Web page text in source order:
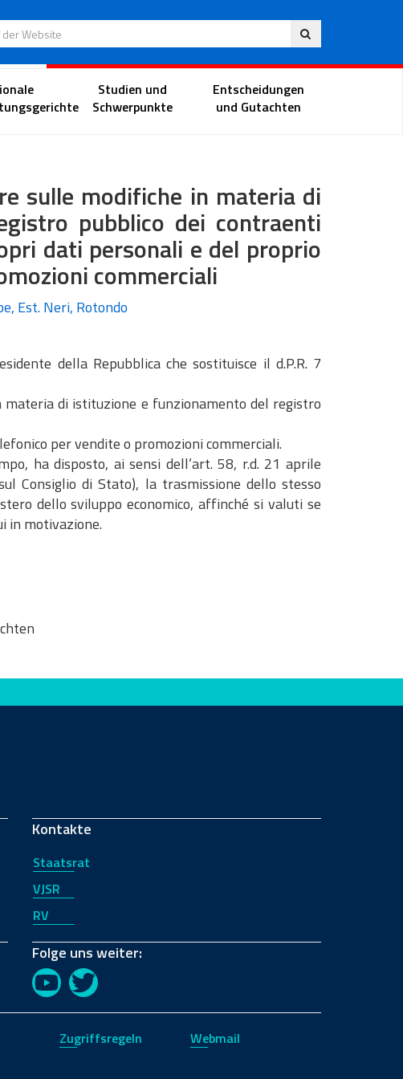
Deu
der Website
Richterportal
Studien und
Schwerpunkte
Entscheidungen
und Gutachten
sulle modifiche in materia di
pubblico dei contraenti
dati personali e del proprio
commerciali
Est. Neri, Rotondo
della Repubblica che sostituisce il d.P.R. 7
di istituzione e funzionamento del registro
per vendite o promozioni commerciali.
ha disposto, ai sensi dell’art. 58, r.d. 21 aprile
Consiglio di Stato), la trasmissione dello stesso
dello sviluppo economico, affinché si valuti se
in motivazione.
Kontakte
Staatsrat
VJSR
RV
Folge uns weiter:
YouTubeTwitter
Zugriffsregeln Webmail